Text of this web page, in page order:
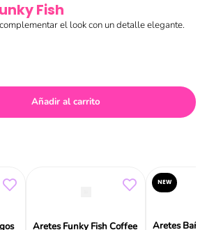
Fish
el look con un detalle elegante.
Añadir al carrito
Aretes Funky Fish Coffee
NEW
Aretes